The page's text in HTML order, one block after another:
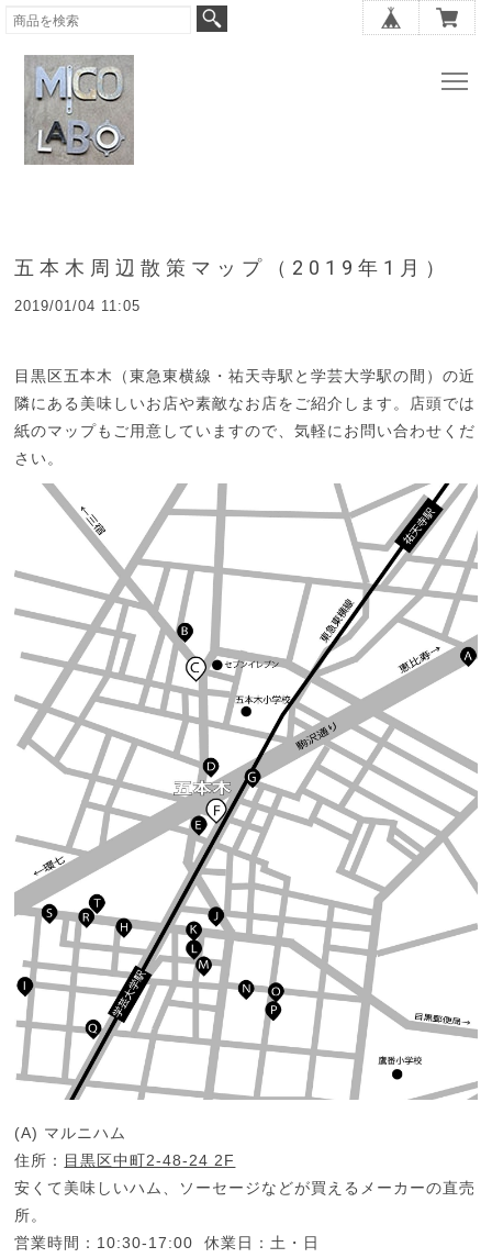
五本木周辺散策マップ（2019年1月）
2019/01/04 11:05
目黒区五本木（東急東横線・祐天寺駅と学芸大学駅の間）の近
隣にある美味しいお店や素敵なお店をご紹介します。店頭では
紙のマップもご用意していますので、気軽にお問い合わせくだ
さい。
(A) マルニハム
住所： 目黒区中町2-48-24 2F
安くて美味しいハム、ソーセージなどが買えるメーカーの直売
所。
営業時間：10:30-17:00 休業日：土・日